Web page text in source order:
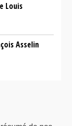
Louis
Asselin